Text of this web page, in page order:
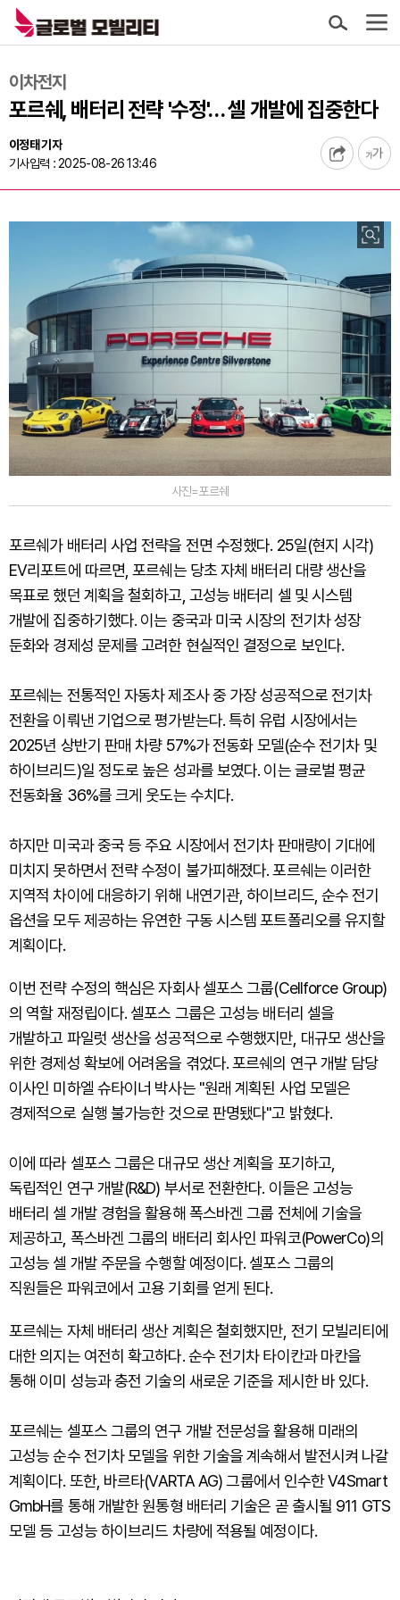
이차전지
포르쉐, 배터리 전략 '수정'… 셀 개발에 집중한다
이정태 기자
기사입력 : 2025-08-26 13:46
사진=포르쉐
포르쉐가 배터리 사업 전략을 전면 수정했다. 25일(현지 시각)
EV리포트에 따르면, 포르쉐는 당초 자체 배터리 대량 생산을
목표로 했던 계획을 철회하고, 고성능 배터리 셀 및 시스템
개발에 집중하기했다. 이는 중국과 미국 시장의 전기차 성장
둔화와 경제성 문제를 고려한 현실적인 결정으로 보인다.
포르쉐는 전통적인 자동차 제조사 중 가장 성공적으로 전기차
전환을 이뤄낸 기업으로 평가받는다. 특히 유럽 시장에서는
2025년 상반기 판매 차량 57%가 전동화 모델(순수 전기차 및
하이브리드)일 정도로 높은 성과를 보였다. 이는 글로벌 평균
전동화율 36%를 크게 웃도는 수치다.
하지만 미국과 중국 등 주요 시장에서 전기차 판매량이 기대에
미치지 못하면서 전략 수정이 불가피해졌다. 포르쉐는 이러한
지역적 차이에 대응하기 위해 내연기관, 하이브리드, 순수 전기
옵션을 모두 제공하는 유연한 구동 시스템 포트폴리오를 유지할
계획이다.
이번 전략 수정의 핵심은 자회사 셀포스 그룹(Cellforce Group)
의 역할 재정립이다. 셀포스 그룹은 고성능 배터리 셀을
개발하고 파일럿 생산을 성공적으로 수행했지만, 대규모 생산을
위한 경제성 확보에 어려움을 겪었다. 포르쉐의 연구 개발 담당
이사인 미하엘 슈타이너 박사는 "원래 계획된 사업 모델은
경제적으로 실행 불가능한 것으로 판명됐다"고 밝혔다.
이에 따라 셀포스 그룹은 대규모 생산 계획을 포기하고,
독립적인 연구 개발(R&D) 부서로 전환한다. 이들은 고성능
배터리 셀 개발 경험을 활용해 폭스바겐 그룹 전체에 기술을
제공하고, 폭스바겐 그룹의 배터리 회사인 파워코(PowerCo)의
고성능 셀 개발 주문을 수행할 예정이다. 셀포스 그룹의
직원들은 파워코에서 고용 기회를 얻게 된다.
포르쉐는 자체 배터리 생산 계획은 철회했지만, 전기 모빌리티에
대한 의지는 여전히 확고하다. 순수 전기차 타이칸과 마칸을
통해 이미 성능과 충전 기술의 새로운 기준을 제시한 바 있다.
포르쉐는 셀포스 그룹의 연구 개발 전문성을 활용해 미래의
고성능 순수 전기차 모델을 위한 기술을 계속해서 발전시켜 나갈
계획이다. 또한, 바르타(VARTA AG) 그룹에서 인수한 V4Smart
GmbH를 통해 개발한 원통형 배터리 기술은 곧 출시될 911 GTS
모델 등 고성능 하이브리드 차량에 적용될 예정이다.